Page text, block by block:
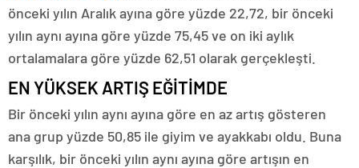
önceki yılın Aralık ayına göre yüzde 22,72, bir önceki
yılın aynı ayına göre yüzde 75,45 ve on iki aylık
ortalamalara göre yüzde 62,51 olarak gerçekleşti.
EN YÜKSEK ARTIŞ EĞİTİMDE
Bir önceki yılın aynı ayına göre en az artış gösteren
ana grup yüzde 50,85 ile giyim ve ayakkabı oldu. Buna
karşılık, bir önceki yılın aynı ayına göre artışın en